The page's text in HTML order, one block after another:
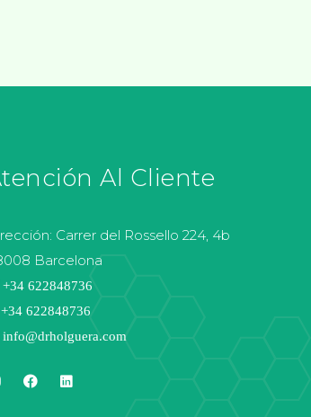
Al Cliente
Carrer del Rossello 224, 4b
Barcelona
622848736
622848736